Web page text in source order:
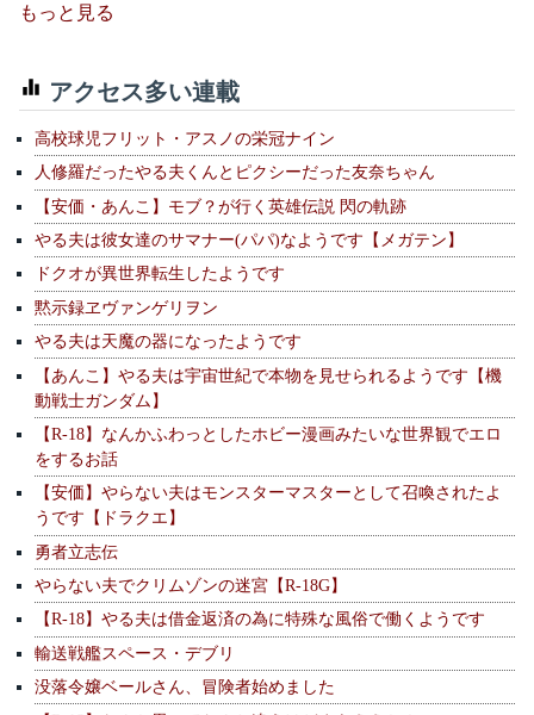
もっと見る
アクセス多い連載
高校球児フリット・アスノの栄冠ナイン
人修羅だったやる夫くんとピクシーだった友奈ちゃん
【安価・あんこ】モブ？が行く英雄伝説 閃の軌跡
やる夫は彼女達のサマナー(パパ)なようです【メガテン】
ドクオが異世界転生したようです
黙示録ヱヴァンゲリヲン
やる夫は天魔の器になったようです
【あんこ】やる夫は宇宙世紀で本物を見せられるようです【機
動戦士ガンダム】
【R-18】なんかふわっとしたホビー漫画みたいな世界観でエロ
をするお話
【安価】やらない夫はモンスターマスターとして召喚されたよ
うです【ドラクエ】
勇者立志伝
やらない夫でクリムゾンの迷宮【R-18G】
【R-18】やる夫は借金返済の為に特殊な風俗で働くようです
輸送戦艦スペース・デブリ
没落令嬢ベールさん、冒険者始めました